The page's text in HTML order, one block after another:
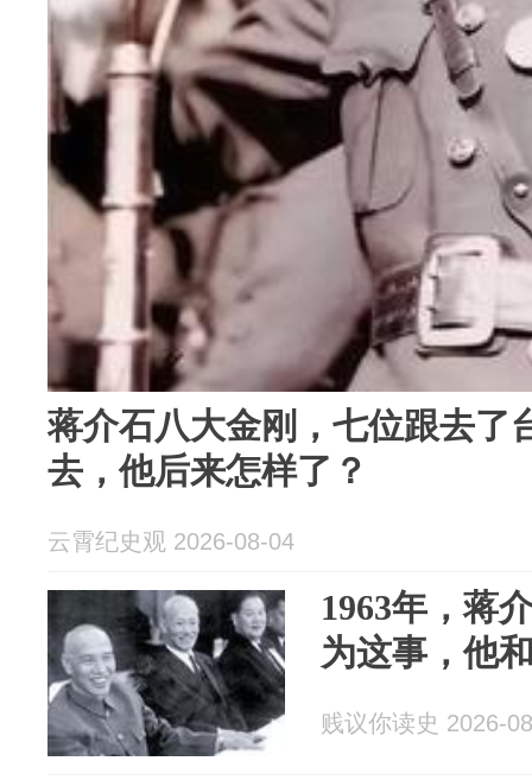
蒋介石八大金刚，七位跟去了
去，他后来怎样了？
云霄纪史观 2026-08-04
1963年，蒋
为这事，他
贱议你读史 2026-